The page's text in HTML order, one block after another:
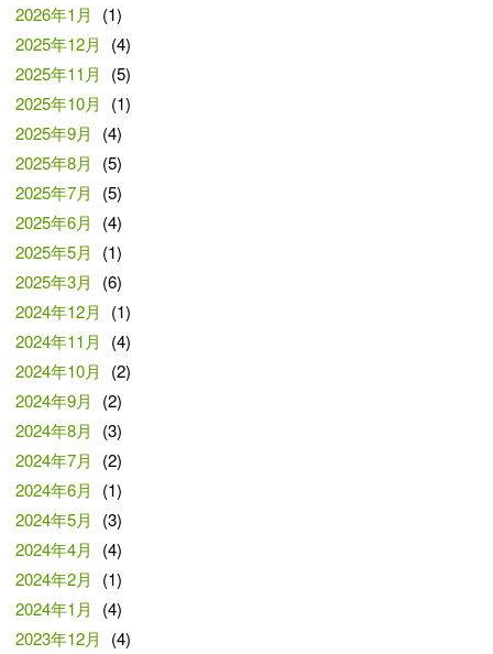
2026年1月
(1)
2025年12月
(4)
2025年11月
(5)
2025年10月
(1)
2025年9月
(4)
2025年8月
(5)
2025年7月
(5)
2025年6月
(4)
2025年5月
(1)
2025年3月
(6)
2024年12月
(1)
2024年11月
(4)
2024年10月
(2)
2024年9月
(2)
2024年8月
(3)
2024年7月
(2)
2024年6月
(1)
2024年5月
(3)
2024年4月
(4)
2024年2月
(1)
2024年1月
(4)
2023年12月
(4)